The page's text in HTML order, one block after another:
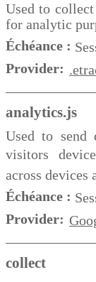
Used to
for analytic
Échéance :
Provider:
analytics.js
Used to send
visitors
across devices
Échéance :
Provider:
collect